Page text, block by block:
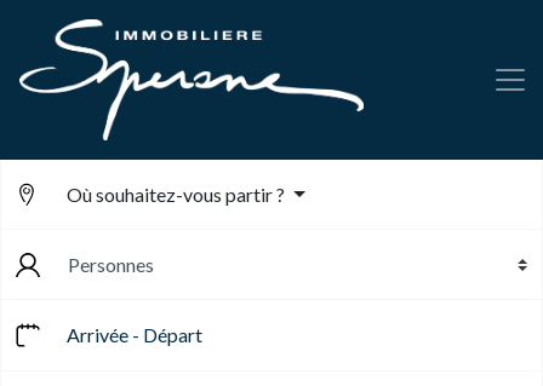
Où souhaitez-vous partir ?